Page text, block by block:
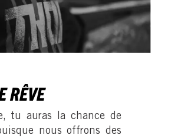
RÊVE
tu auras la chance de
nous offrons des